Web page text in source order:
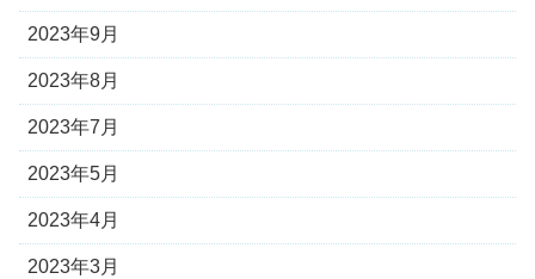
2023年9月
2023年8月
2023年7月
2023年5月
2023年4月
2023年3月